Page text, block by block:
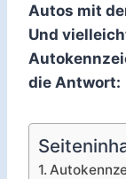
Autos mit
Und
die Antwort: